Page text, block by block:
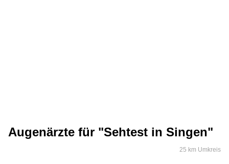
Augenärzte für "Sehtest in Singen"
25 km Umkreis